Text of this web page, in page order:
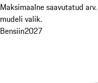
Maksimaalne saavutatud
mudeli valik.
Bensiin2027